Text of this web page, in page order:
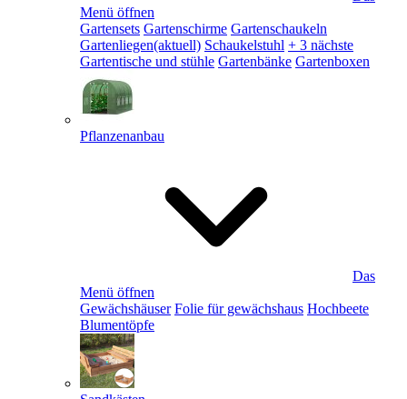
Menü öffnen
Gartensets Gartenschirme Gartenschaukeln
Gartenliegen(aktuell) Schaukelstuhl + 3 nächste
Gartentische und stühle Gartenbänke Gartenboxen
Pflanzenanbau
Das
Menü öffnen
Gewächshäuser Folie für gewächshaus Hochbeete
Blumentöpfe